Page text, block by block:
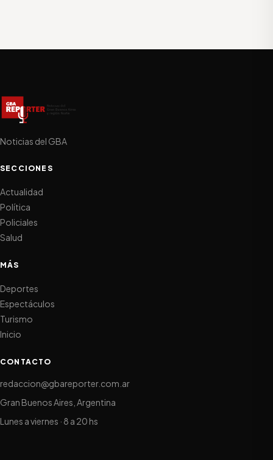
Noticias del GBA
SECCIONES
Actualidad
Política
Policiales
Salud
MÁS
Deportes
Espectáculos
Turismo
Inicio
CONTACTO
redaccion@gbareporter.com.ar
Gran Buenos Aires, Argentina
Lunes a viernes · 8 a 20 hs